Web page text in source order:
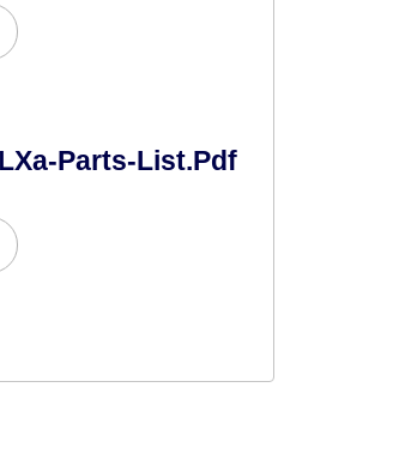
Parts-List.pdf